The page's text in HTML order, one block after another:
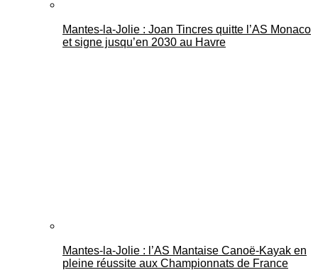
Mantes-la-Jolie : Joan Tincres quitte l’AS Monaco
et signe jusqu’en 2030 au Havre
Mantes-la-Jolie : l’AS Mantaise Canoë‑Kayak en
pleine réussite aux Championnats de France